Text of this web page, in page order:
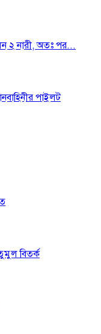
২ নারী, অতঃ পর...
পাইলট
বিতর্ক